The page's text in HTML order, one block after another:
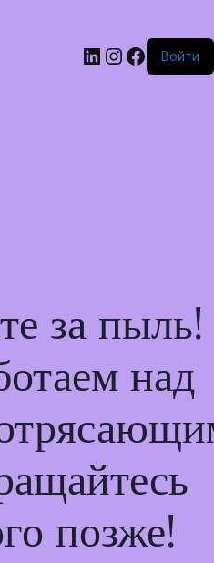
LinkedIn
Instagram
Войти
за пыль!
над
позже!